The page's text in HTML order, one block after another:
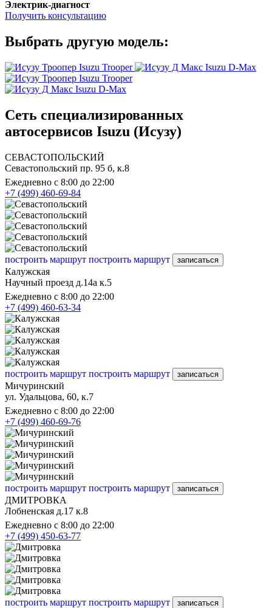
Электрик-диагност
Получить консультацию
Выбрать другую модель:
Isuzu Trooper
Isuzu D-Max
Isuzu Trooper
Isuzu D-Max
Сеть специализированных
автосервисов Isuzu (Исузу)
СЕВАСТОПОЛЬСКИЙ
Севастопольский пр. 95 б, к.8
Ежедневно с 8:00 до 22:00
+7 (499) 460-69-84
построить маршрут построить маршрут записаться
Калужская
Научный проезд д.14а к.5
Ежедневно с 8:00 до 22:00
+7 (499) 460-63-34
построить маршрут построить маршрут записаться
Мичуринский
ул. Удальцова, 60, к.7
Ежедневно с 8:00 до 22:00
+7 (499) 460-69-76
построить маршрут построить маршрут записаться
ДМИТРОВКА
Лобненская д.17 к.8
Ежедневно с 8:00 до 22:00
+7 (499) 450-63-77
построить маршрут построить маршрут записаться